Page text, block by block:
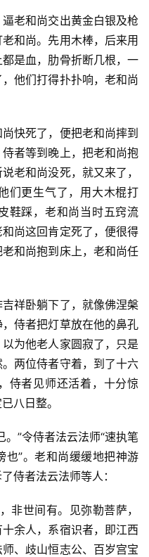
老和尚交出黄金白银及枪
和尚。先用木棒，后来用
是血，肋骨折断几根，一
他们打得扑扑响，老和尚
快死了，便把老和尚摔到
者等到晚上，把老和尚抱
老和尚没死，就又来了，
们更生气了，用大木棍打
鞋踩，老和尚当时五窍流
尚这回肯定死了，便很得
和尚抱到床上，老和尚任
祥卧躺下了，就像佛涅槃
侍者把灯草放在他的鼻孔
为他老人家圆寂了，只是
两位侍者守着，到了十六
侍者见师还活着，十分惊
八日整。
”令侍者法云法师“速执笔
也”。老和尚缓缓地把神游
侍者法云法师等人：
非世间有。见弥勒菩萨，
余人，系宿识者，即江西
、歧山恒志公、百岁宫宝